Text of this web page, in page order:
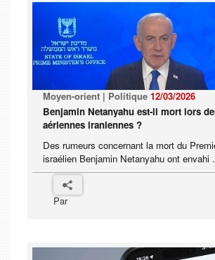
Moyen-orient | Politique 12/03/2026
Benjamin Netanyahu est-il mort lors
aériennes iraniennes ?
Des rumeurs concernant la mort du
israélien Benjamin Netanyahu ont envahi
Par